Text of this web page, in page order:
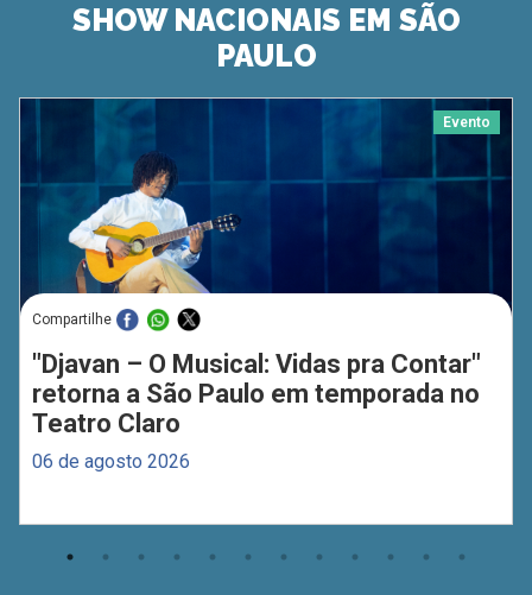
SHOW NACIONAIS EM SÃO
PAULO
Evento
Compartilhe
"Djavan – O Musical: Vidas pra Contar"
retorna a São Paulo em temporada no
Teatro Claro
06 de agosto 2026